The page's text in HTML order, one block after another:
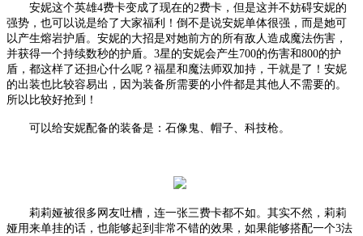
安妮这个英雄4费卡变成了现在的2费卡，但是这并不妨碍安妮的
强势，也可以说是给了大家福利！倒不是说安妮单体很强，而是她可
以产生熔岩护盾。安妮的大招是对她前方的所有敌人造成魔法伤害，
并获得一个持续数秒的护盾。3星的安妮会产生700的伤害和800的护
盾，都这样了还担心什么呢？福星和魔法师双加持，干就是了！安妮
的出装也比较容易出，因为装备所需要的小件都是其他人不需要的。
所以比较好抢到！
可以给安妮配备的装备是：石像鬼、帽子、科技枪。
莉莉娅被很多网友吐槽，连一张三费卡都不如。其实不然，莉莉
娅用来单挂的话，也能够起到非常不错的效果，如果能够搭配一个3法